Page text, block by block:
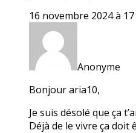
16 novembre 2024 à
Anonyme
Bonjour aria10,
Je suis désolé que ça
Déjà de le vivre ça doit